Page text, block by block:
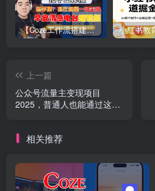
【Coze工作流搭建实操教程】【coze】早安情感电台日签视频还在手动做？用扣子工作流自动生成，省时90%
上一篇
公众号流量主变现项目
2025，普通人也能通过这个
相关推荐